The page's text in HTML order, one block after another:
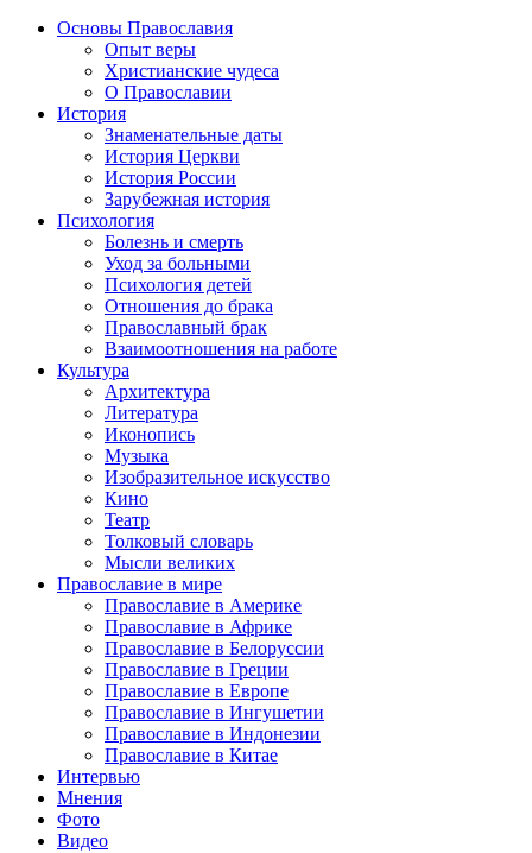
Основы Православия
Опыт веры
Христианские чудеса
О Православии
История
Знаменательные даты
История Церкви
История России
Зарубежная история
Психология
Болезнь и смерть
Уход за больными
Психология детей
Отношения до брака
Православный брак
Взаимоотношения на работе
Культура
Архитектура
Литература
Иконопись
Музыка
Изобразительное искусство
Кино
Театр
Толковый словарь
Мысли великих
Православие в мире
Православие в Америке
Православие в Африке
Православие в Белоруссии
Православие в Греции
Православие в Европе
Православие в Ингушетии
Православие в Индонезии
Православие в Китае
Интервью
Мнения
Фото
Видео